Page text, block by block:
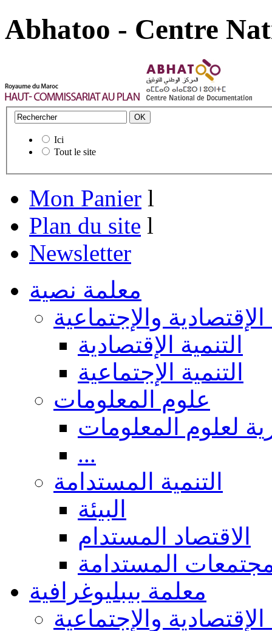
Abhatoo - Centre
Ici
Tout le site
Mon Panier l
Plan du site l
Newsletter
معلمة نصية
الإقتصادية والإجتماعية
التنمية الإقتصادية
التنمية الإجتماعية
علوم المعلومات
لعلوم المعلومات
...
التنمية المستدامة
البيئة
الاقتصاد المستدام
المستدامة
معلمة بيبليوغرافية
الإقتصادية والإجتماعية